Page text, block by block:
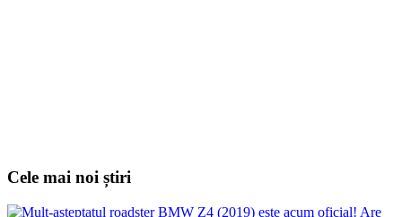
Cele mai noi știri